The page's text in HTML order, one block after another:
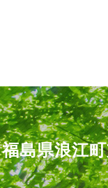
福島県浪江